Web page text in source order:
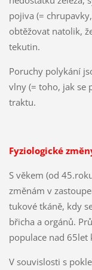
pojiva (=
obtěžovat natolik,
tekutin.
Poruchy polykání
vlny (= toho, jak se
traktu.
Fyziologické
S věkem (od
změnám v
tukové tkáně, kdy
břicha a orgánů.
populace nad 65let
V souvislosti s